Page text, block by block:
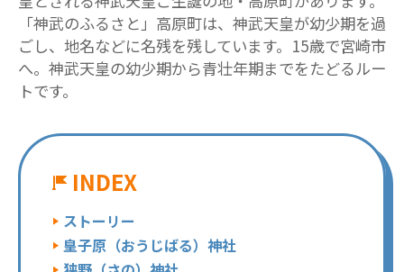
「神武のふるさと」高原町は、神武天皇が幼少期を過
ごし、地名などに名残を残しています。15歳で宮崎市
へ。神武天皇の幼少期から青壮年期までをたどるルー
トです。
INDEX
ストーリー
皇子原（おうじばる）神社